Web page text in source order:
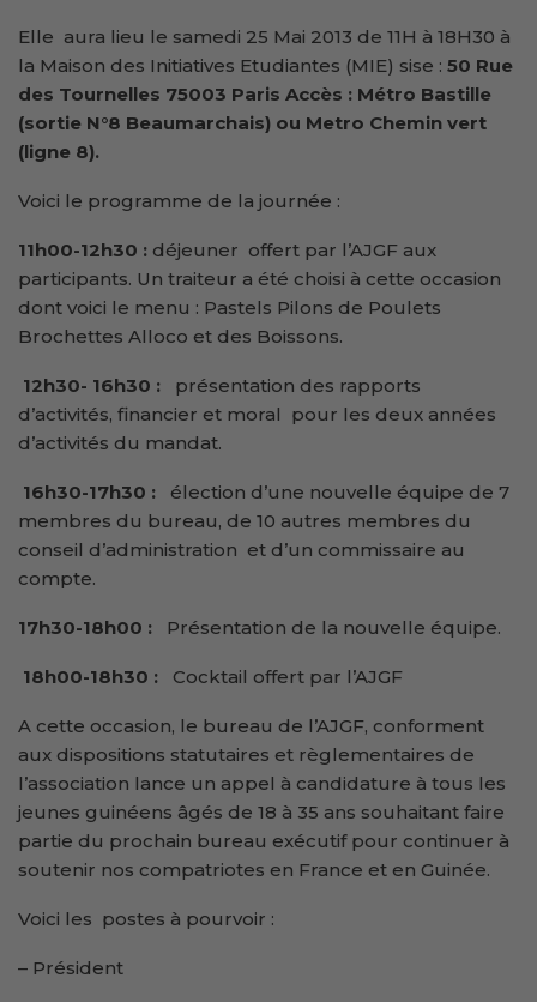
Elle aura lieu le samedi 25 Mai 2013 de 11H à 18H30 à
la Maison des Initiatives Etudiantes (MIE) sise : 50 Rue
des Tournelles 75003 Paris Accès : Métro Bastille
(sortie N°8 Beaumarchais) ou Metro Chemin vert
(ligne 8).
Voici le programme de la journée :
11h00-12h30 : déjeuner offert par l’AJGF aux
participants. Un traiteur a été choisi à cette occasion
dont voici le menu : Pastels Pilons de Poulets
Brochettes Alloco et des Boissons.
12h30- 16h30 :
présentation des rapports
d’activités, financier et moral pour les deux années
d’activités du mandat.
16h30-17h30 :
élection d’une nouvelle équipe de 7
membres du bureau, de 10 autres membres du
conseil d’administration et d’un commissaire au
compte.
17h30-18h00 : Présentation de la nouvelle équipe.
18h00-18h30 : Cocktail offert par l’AJGF
A cette occasion, le bureau de l’AJGF, conforment
aux dispositions statutaires et règlementaires de
l’association lance un appel à candidature à tous les
jeunes guinéens âgés de 18 à 35 ans souhaitant faire
partie du prochain bureau exécutif pour continuer à
soutenir nos compatriotes en France et en Guinée.
Voici les postes à pourvoir :
– Président